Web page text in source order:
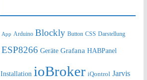
App Arduino Blockly Button CSS Darstellung
ESP8266 Geräte Grafana HABPanel
Installation ioBroker iQontrol Jarvis